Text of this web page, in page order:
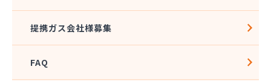
松本燃料店
上浦ガス有限会社
上甲石油店
上松プロパン株式会社
提携ガス会社様募集
FAQ